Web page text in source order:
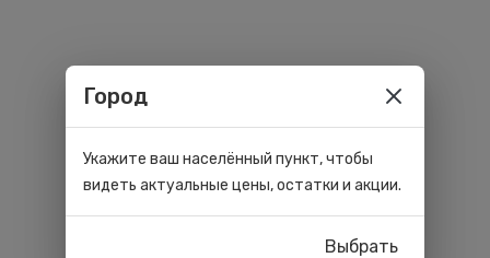
Город
Укажите ваш населённый пункт, чтобы
видеть актуальные цены, остатки и акции.
Выбрать